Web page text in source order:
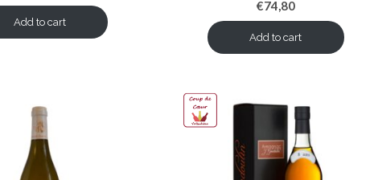
Add to cart
€74,80
Add to cart